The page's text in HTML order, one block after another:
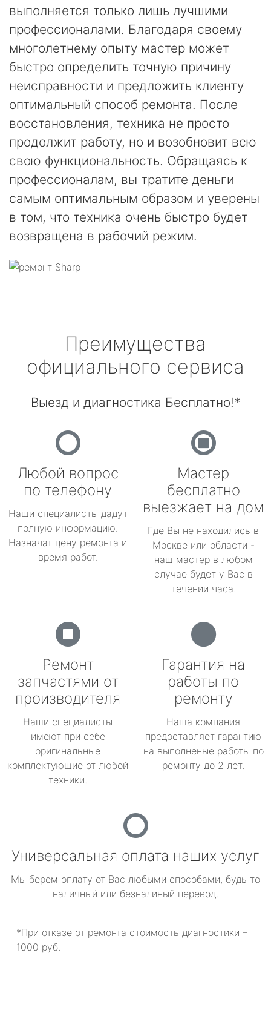
выполняется только лишь лучшими
профессионалами. Благодаря своему
многолетнему опыту мастер может
быстро определить точную причину
неисправности и предложить клиенту
оптимальный способ ремонта. После
восстановления, техника не просто
продолжит работу, но и возобновит всю
свою функциональность. Обращаясь к
профессионалам, вы тратите деньги
самым оптимальным образом и уверены
в том, что техника очень быстро будет
возвращена в рабочий режим.
Преимущества
официального сервиса
Выезд и диагностика Бесплатно!*
Любой вопрос
по телефону
Наши специалисты дадут
полную информацию.
Назначат цену ремонта и
время работ.
Мастер
бесплатно
выезжает на дом
Где Вы не находились в
Москве или области -
наш мастер в любом
случае будет у Вас в
течении часа.
Ремонт
запчастями от
производителя
Наши специалисты
имеют при себе
оригинальные
комплектующие от любой
техники.
Гарантия на
работы по
ремонту
Наша компания
предоставляет гарантию
на выполненые работы по
ремонту до 2 лет.
Универсальная оплата наших услуг
Мы берем оплату от Вас любыми способами, будь то
наличный или безналиный перевод.
*При отказе от ремонта стоимость диагностики –
1000 руб.